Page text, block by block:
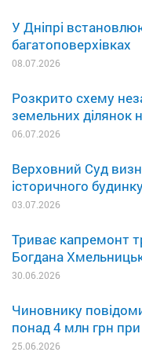
У Дніпрі
багатоповерхівках
08.07.2026
Розкрито схему
земельних ділянок
06.07.2026
Верховний Суд
історичного
03.07.2026
Триває капремонт
Богдана
30.06.2026
Чиновнику
понад 4 млн грн при
25.06.2026